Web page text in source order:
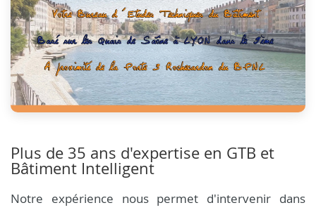
Plus de 35 ans d'expertise en GTB et
Bâtiment Intelligent
Notre expérience nous permet d'intervenir dans